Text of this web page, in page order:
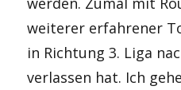
weiterer erfahrener
in Richtung 3. Liga
verlassen hat. Ich